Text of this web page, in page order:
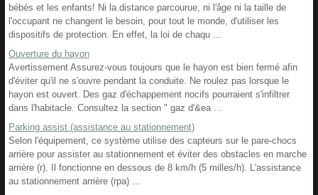
bébés et les enfants! Ni la distance parcourue, ni l'âge ni la taille de
l'occupant ne changent le besoin, pour tout le monde, d'utiliser les
dispositifs de protection. En effet, la loi de chaqu ...
Ouverture du hayon
Avertissement Assurez-vous toujours que le hayon est bien fermé afin
d'éviter qu'il ne s'ouvre pendant la conduite. Ne roulez pas lorsque le
hayon est ouvert. Des gaz d'échappement nocifs pourraient s'infiltrer
dans l'habitacle. Consultez la section " gaz d'&ea ...
Parking assist (assistance au stationnement)
Selon l'équipement, ce système utilise des capteurs sur le pare-chocs
arrière pour assister au stationnement et éviter des obstacles en marche
arrière (r). Il fonctionne en dessous de 8 km/h (5 milles/h). L'assistance
au stationnement arrière (rpa) ...